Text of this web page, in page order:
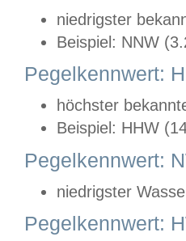
niedrigster
Beispiel: NNW
Pegelkennwert:
höchster
Beispiel: HHW
Pegelkennwert:
niedrigster
Pegelkennwert: